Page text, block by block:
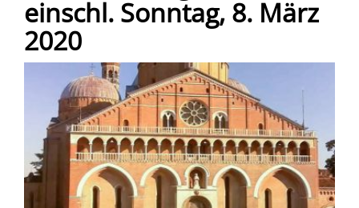
einschl. Sonntag, 8. März
2020